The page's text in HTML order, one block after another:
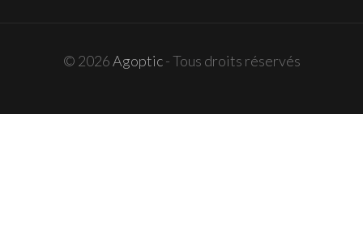
© 2026Agoptic- Tous droits réservés